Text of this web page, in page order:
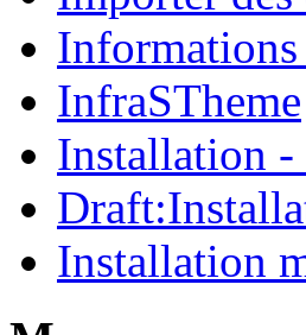
Informations
InfraSTheme
Installation
Installation